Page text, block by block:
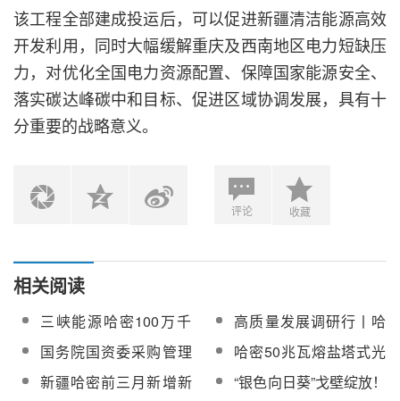
该工程全部建成投运后，可以促进新疆清洁能源高效
开发利用，同时大幅缓解重庆及西南地区电力短缺压
力，对优化全国电力资源配置、保障国家能源安全、
落实碳达峰碳中和目标、促进区域协调发展，具有十
分重要的战略意义。
评论 收藏
相关阅读
三峡能源哈密100万千
瓦光热光伏项目升压站
可研、水土保持方案、
土地地形图测绘等成交
高质量发展调研行丨哈
密熔盐塔式光热发电站
体检
国务院国资委采购管理
对标评估专家组赴哈密
熔盐塔式50兆瓦光热发
哈密50兆瓦熔盐塔式光
热发电站项目获国家税
费政策大力支持
新疆哈密前三月新增新
“银色向日葵”戈壁绽放！